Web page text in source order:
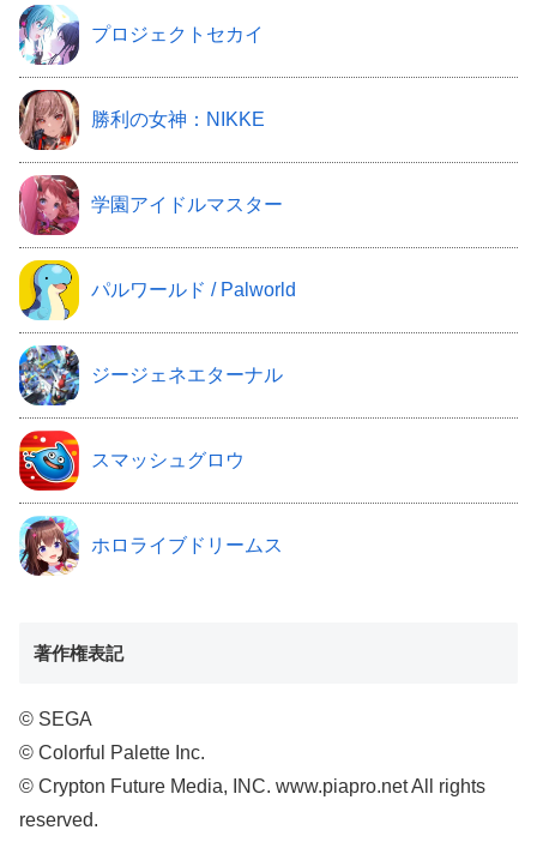
プロジェクトセカイ
勝利の女神：NIKKE
学園アイドルマスター
パルワールド / Palworld
ジージェネエターナル
スマッシュグロウ
ホロライブドリームス
著作権表記
© SEGA
© Colorful Palette Inc.
© Crypton Future Media, INC. www.piapro.net All rights
reserved.